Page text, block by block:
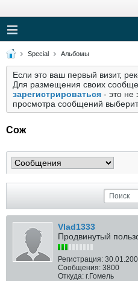
Special Альбомы
Если это ваш первый визит,
Для размещения своих
зарегистрироваться - это не
просмотра сообщений
Сож
Vlad1333
Продвинутый
Регистрация:
Сообщения: 3800
Откуда: г.Гомель